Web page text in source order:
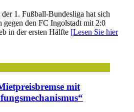
1. Fußball-Bundesliga hat sich
gegen den FC Ingolstadt mit 2:0
in der ersten Hälfte [Lesen Sie hier
mit